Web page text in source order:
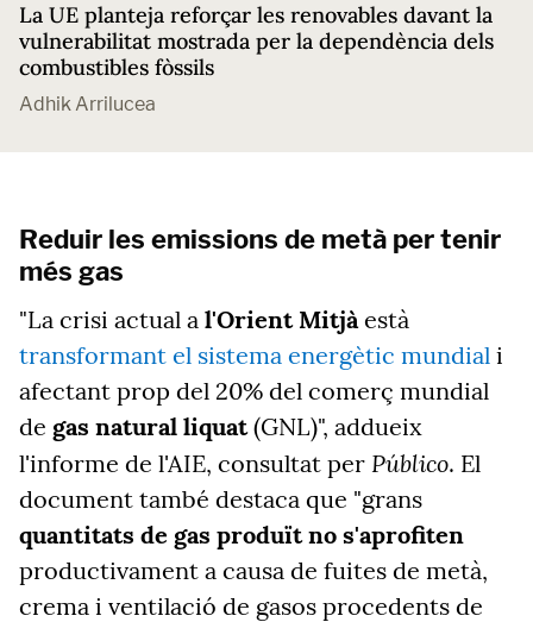
La UE planteja reforçar les renovables davant la
vulnerabilitat mostrada per la dependència dels
combustibles fòssils
Adhik Arrilucea
Reduir les emissions de metà per tenir
més gas
"La crisi actual a l'Orient Mitjàestà
transformant el sistema energètic mundial i
afectant prop del 20% del comerç mundial
de gas natural liquat(GNL)", addueix
l'informe de l'AIE, consultat per Público. El
document també destaca que "grans
quantitats de gas produït no s'aprofiten
productivament a causa de fuites de metà,
crema i ventilació de gasos procedents de